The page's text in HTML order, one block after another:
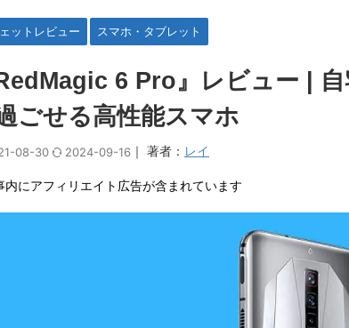
ットレビュー スマホ・タブレット
RedMagic 6 Pro』レビュー |
ごせる高性能スマホ
08-30 2024-09-16 ｜ 著者： レイ
内にアフィリエイト広告が含まれています